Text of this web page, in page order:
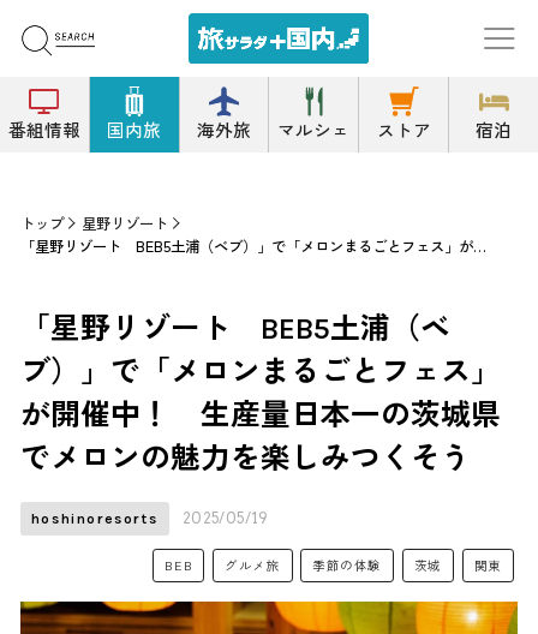
番組情報 国内旅 海外旅 マルシェ ストア 宿泊
トップ
星野リゾート
「星野リゾート BEB5土浦（ベブ）」で「メロンまるごとフェス」が開催中！ 生産量日本一の茨城県でメロンの魅力を楽しみつくそう
「星野リゾート BEB5土浦（ベ
ブ）」で「メロンまるごとフェス」
が開催中！ 生産量日本一の茨城県
でメロンの魅力を楽しみつくそう
hoshinoresorts 2025/05/19
BEB グルメ旅 季節の体験 茨城 関東